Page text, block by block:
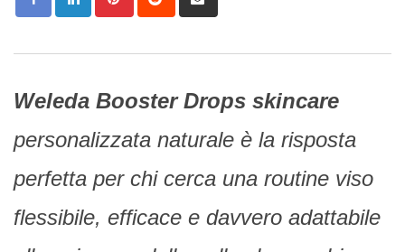
via
Weleda Booster Drops skincare
personalizzata naturale è la risposta
perfetta per chi cerca una routine viso
flessibile, efficace e davvero adattabile